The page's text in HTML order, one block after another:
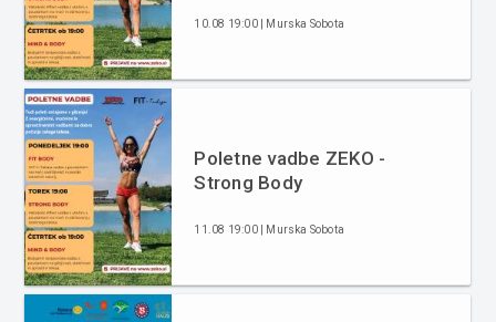
10.08 19:00 | Murska Sobota
Poletne vadbe ZEKO -
Strong Body
11.08 19:00 | Murska Sobota